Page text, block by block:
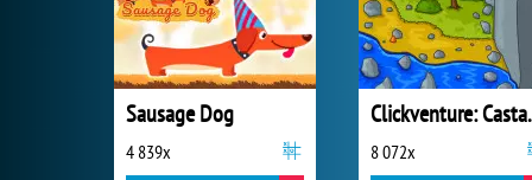
Sausage Dog
4 839x 8 072x